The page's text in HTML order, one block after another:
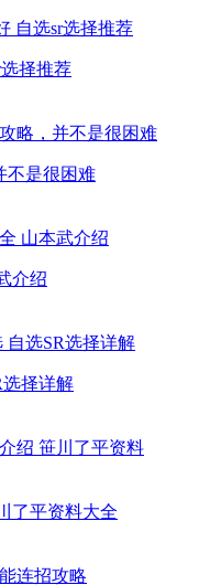
择推荐
不是很困难
介绍
选择详解
了平资料大全